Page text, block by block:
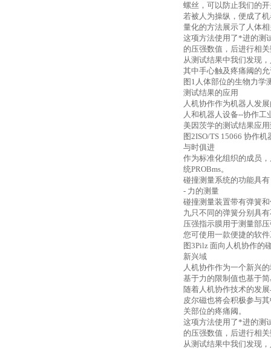
螺丝，可以防止我们的
若被人为操纵，便成了
量化的方法展示了人体
这项方法使用了*进的测
的压强数值，后进行相
从测试结果中我们发现
其中手心触及疼痛阈的
图 1 人体部位的生物力学
测试结果的应用
人机协作作为机器人发
人和机器人设备--协作工
美因茨学的测试结果应
图2ISO/TS 15066 协作机
与时俱进
作为标准化组织的成员
统PROBms。
碰撞测量系统的功能具有
- 力的测量
碰撞测量装置带有弹簧
九只不同的弹簧分别具
压强指示膜用于测量部
您可使用一款便捷的软
图3Pilz 面向人机协作的
新兴域
人机协作作为一个新兴
基于力的限制值也基于
随着人机协作技术的发
皮尔磁也将会积极参与
关部位的疼痛阈。
这项方法使用了*进的测
的压强数值，后进行相
从测试结果中我们发现